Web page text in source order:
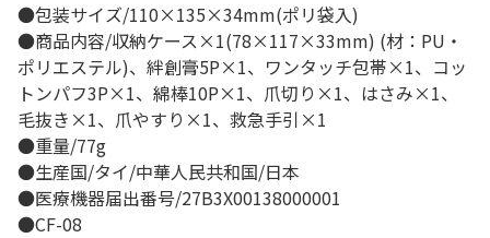
●包装サイズ/110×135×34mm(ポリ袋入)
●商品内容/収納ケース×1(78×117×33mm) (材：PU・
ポリエステル)、絆創膏5P×1、ワンタッチ包帯×1、コッ
トンパフ3P×1、綿棒10P×1、爪切り×1、はさみ×1、
毛抜き×1、爪やすり×1、救急手引×1
●重量/77g
●生産国/タイ/中華人民共和国/日本
●医療機器届出番号/27B3X00138000001
●CF-08